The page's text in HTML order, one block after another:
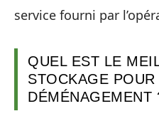
service fourni par
QUEL EST LE
STOCKAGE POUR
DÉMÉNAGEMENT